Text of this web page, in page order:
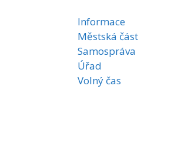
Informace
Městská část
Samospráva
Úřad
Volný čas